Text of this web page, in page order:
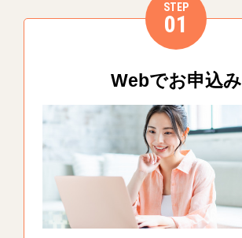
STEP
01
Webでお申込み